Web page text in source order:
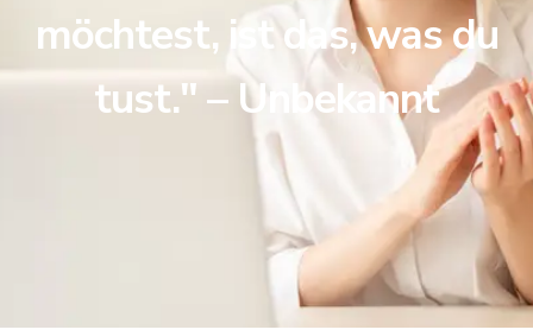
möchtest, ist das, was du
tust." – Unbekannt